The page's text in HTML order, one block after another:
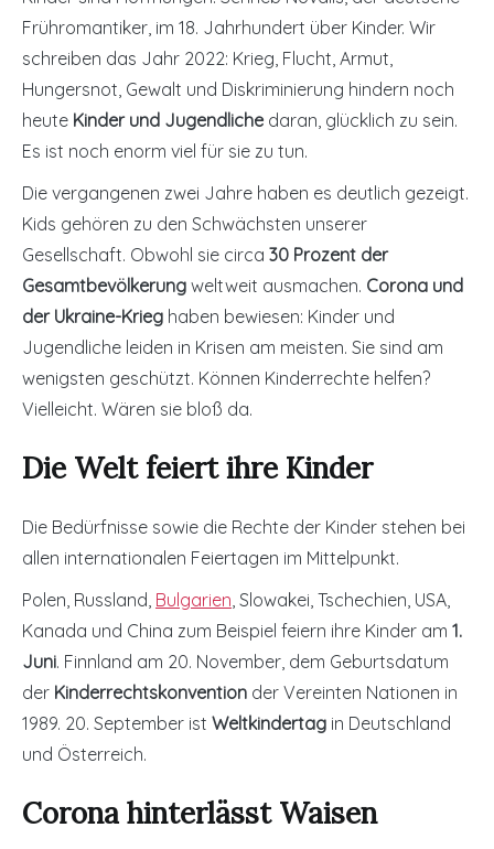
Frühromantiker, im 18. Jahrhundert über Kinder. Wir
schreiben das Jahr 2022: Krieg, Flucht, Armut,
Hungersnot, Gewalt und Diskriminierung hindern noch
heute Kinder und Jugendliche daran, glücklich zu sein.
Es ist noch enorm viel für sie zu tun.
Die vergangenen zwei Jahre haben es deutlich gezeigt.
Kids gehören zu den Schwächsten unserer
Gesellschaft. Obwohl sie circa 30 Prozent der
Gesamtbevölkerung weltweit ausmachen. Corona und
der Ukraine-Krieg haben bewiesen: Kinder und
Jugendliche leiden in Krisen am meisten. Sie sind am
wenigsten geschützt. Können Kinderrechte helfen?
Vielleicht. Wären sie bloß da.
Die Welt feiert ihre Kinder
Die Bedürfnisse sowie die Rechte der Kinder stehen bei
allen internationalen Feiertagen im Mittelpunkt.
Polen, Russland, Bulgarien, Slowakei, Tschechien, USA,
Kanada und China zum Beispiel feiern ihre Kinder am 1.
Juni. Finnland am 20. November, dem Geburtsdatum
der Kinderrechtskonvention der Vereinten Nationen in
1989. 20. September ist Weltkindertag in Deutschland
und Österreich.
Corona hinterlässt Waisen